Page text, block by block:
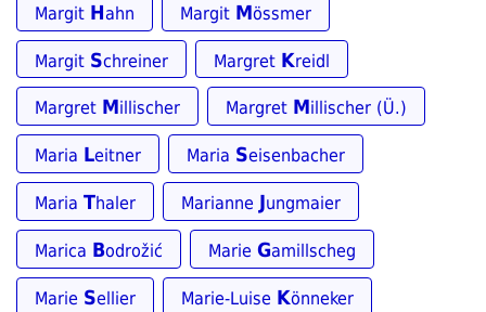
Margit Hahn Margit Mössmer
Margit Schreiner Margret Kreidl
Margret M illischer Margret M illischer (Ü.)
Maria Leitner Maria Seisenbacher
Maria Thaler Marianne J ungmaier
Marica Bodrožić Marie Gamillscheg
Marie Sellier Marie-Luise Könneker